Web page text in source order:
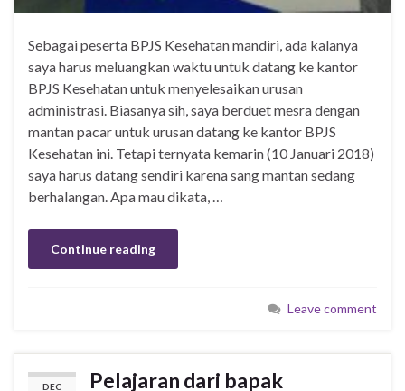
Sebagai peserta BPJS Kesehatan mandiri, ada kalanya
saya harus meluangkan waktu untuk datang ke kantor
BPJS Kesehatan untuk menyelesaikan urusan
administrasi. Biasanya sih, saya berduet mesra dengan
mantan pacar untuk urusan datang ke kantor BPJS
Kesehatan ini. Tetapi ternyata kemarin (10 Januari 2018)
saya harus datang sendiri karena sang mantan sedang
berhalangan. Apa mau dikata, …
Continue reading
Leave comment
DEC
Pelajaran dari bapak